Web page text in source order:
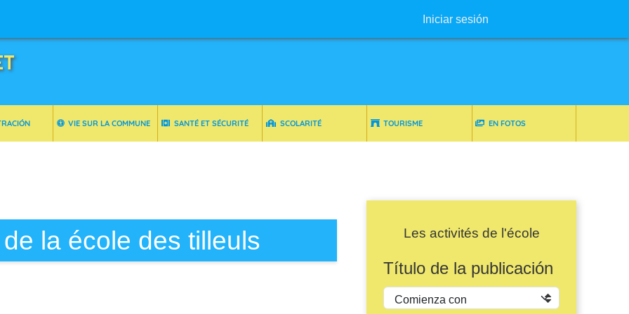
Iniciar sesión
VIE SUR LA COMMUNE SANTÉ ET SÉCURITÉ SCOLARITÉ TOURISME EN FOTOS
la école des tilleuls Les activités de l'école
Título de la publicación
Operador